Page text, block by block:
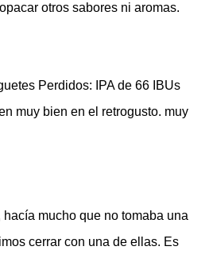
otros sabores ni aromas.
Perdidos: IPA de 66 IBUs
muy bien en el retrogusto. muy
mucho que no tomaba una
cerrar con una de ellas. Es